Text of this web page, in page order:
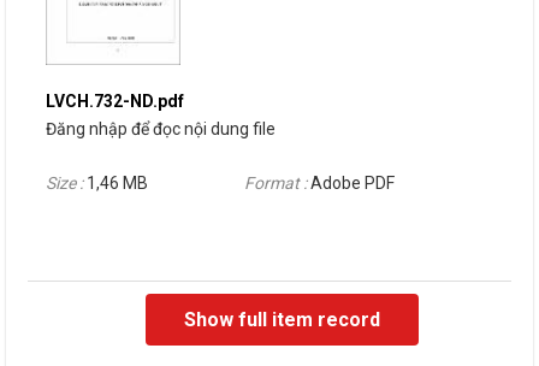
LVCH.732-ND.pdf
Đăng nhập để đọc nội dung file
Size :1,46 MB Format :Adobe PDF
Show full item record